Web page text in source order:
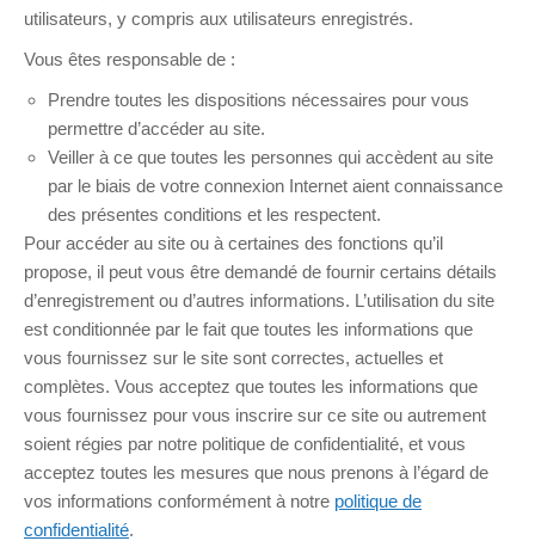
utilisateurs, y compris aux utilisateurs enregistrés.
Vous êtes responsable de :
Prendre toutes les dispositions nécessaires pour vous
permettre d’accéder au site.
Veiller à ce que toutes les personnes qui accèdent au site
par le biais de votre connexion Internet aient connaissance
des présentes conditions et les respectent.
Pour accéder au site ou à certaines des fonctions qu’il
propose, il peut vous être demandé de fournir certains détails
d’enregistrement ou d’autres informations. L’utilisation du site
est conditionnée par le fait que toutes les informations que
vous fournissez sur le site sont correctes, actuelles et
complètes. Vous acceptez que toutes les informations que
vous fournissez pour vous inscrire sur ce site ou autrement
soient régies par notre politique de confidentialité, et vous
acceptez toutes les mesures que nous prenons à l’égard de
vos informations conformément à notre politique de
confidentialité.